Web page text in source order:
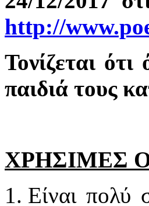
http://
Τονίζεται
παιδιά τους
ΧΡΗΣΙΜΕΣ
Είναι πολύ